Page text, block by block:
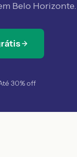
Belo Horizonte.
30% off